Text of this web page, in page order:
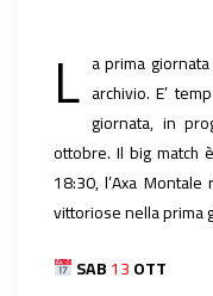
L a prima
archivio. E’
giornata, in
ottobre. Il big match
18:30, l’Axa
vittoriose nella prima
SAB13OTT